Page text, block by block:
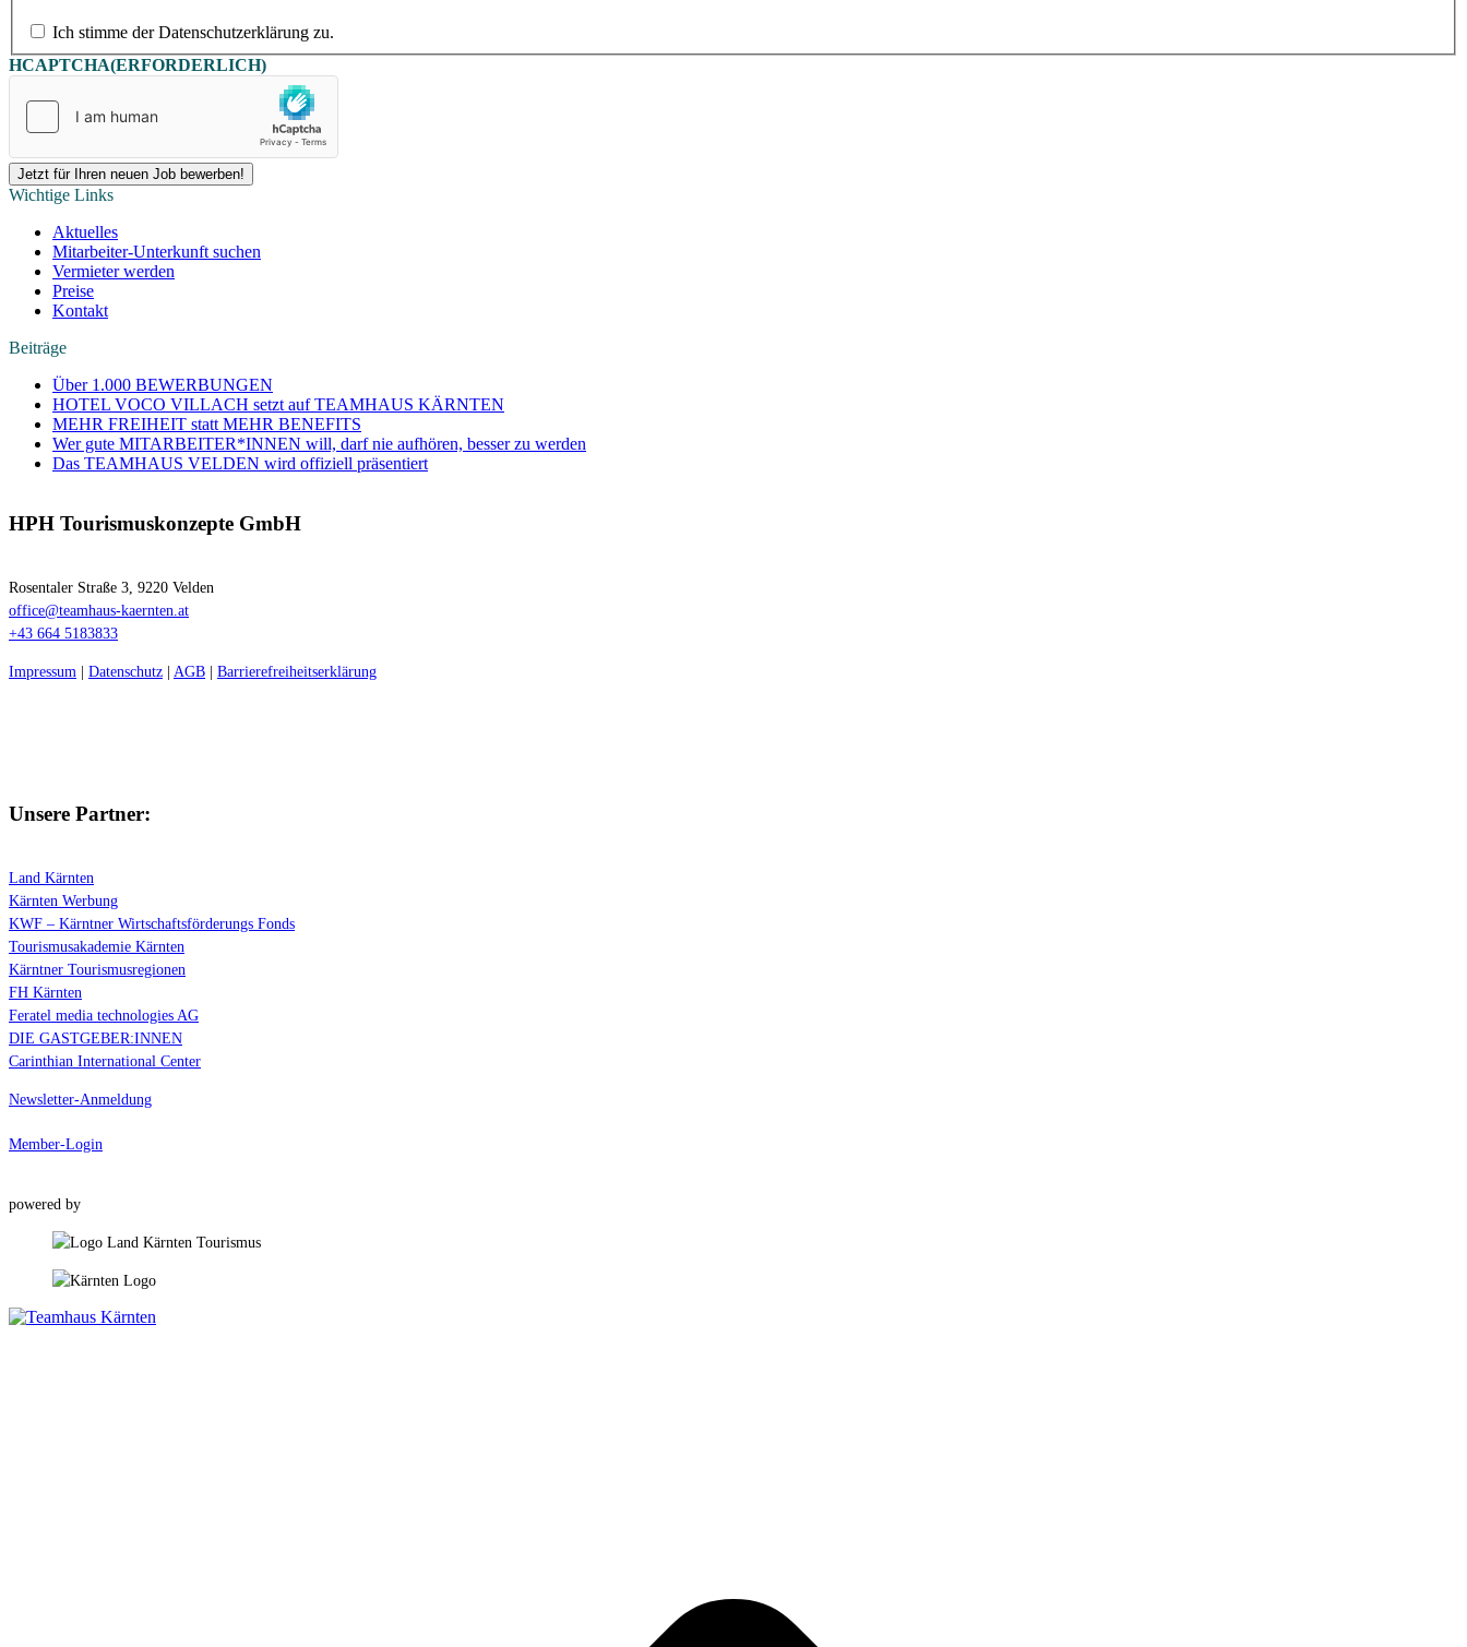
Ich stimme der Datenschutzerklärung zu.
HCAPTCHA(ERFORDERLICH)
Wichtige Links
Aktuelles
Mitarbeiter-Unterkunft suchen
Vermieter werden
Preise
Kontakt
Beiträge
Über 1.000 BEWERBUNGEN
HOTEL VOCO VILLACH setzt auf TEAMHAUS KÄRNTEN
MEHR FREIHEIT statt MEHR BENEFITS
Wer gute MITARBEITER*INNEN will, darf nie aufhören, besser zu werden
Das TEAMHAUS VELDEN wird offiziell präsentiert
HPH Tourismuskonzepte GmbH
Rosentaler Straße 3, 9220 Velden
office@teamhaus-kaernten.at
+43 664 5183833
Impressum Datenschutz AGB Barrierefreiheitserklärung
Unsere Partner:
Land Kärnten
Kärnten Werbung
KWF – Kärntner Wirtschaftsförderungs Fonds
Tourismusakademie Kärnten
Kärntner Tourismusregionen
FH Kärnten
Feratel media technologies AG
DIE GASTGEBER:INNEN
Carinthian International Center
Newsletter-Anmeldung
Member-Login
powered by